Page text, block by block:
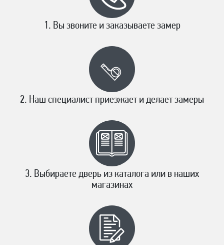
Вы звоните и заказываете замер
Наш специалист приезжает и делает замеры
Выбираете дверь из каталога или в наших
магазинах